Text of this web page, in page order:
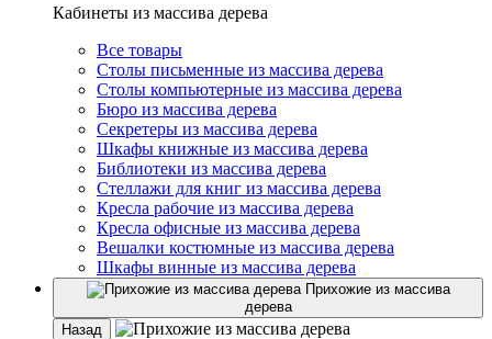
Кабинеты из массива дерева
Все товары
Столы письменные из массива дерева
Столы компьютерные из массива дерева
Бюро из массива дерева
Секретеры из массива дерева
Шкафы книжные из массива дерева
Библиотеки из массива дерева
Стеллажи для книг из массива дерева
Кресла рабочие из массива дерева
Кресла офисные из массива дерева
Вешалки костюмные из массива дерева
Шкафы винные из массива дерева
Прихожие из массива
дерева
Назад